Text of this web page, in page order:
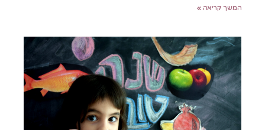
המשך קריאה »